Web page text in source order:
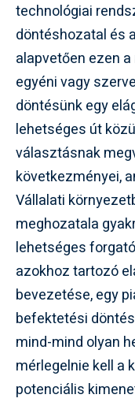
technológiai
döntéshozatal és
alapvetően ezen
egyéni vagy
döntésünk egy
lehetséges út
választásnak
következményei,
Vállalati
meghozatala
lehetséges
azokhoz tartozó
bevezetése, egy
befektetési
mind-mind olyan
mérlegelnie kell a
potenciális